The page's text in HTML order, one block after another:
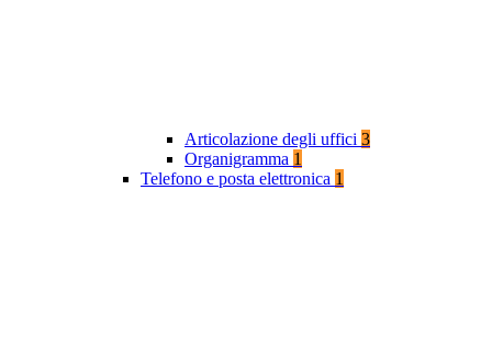
Articolazione degli uffici 3
Organigramma 1
Telefono e posta elettronica 1